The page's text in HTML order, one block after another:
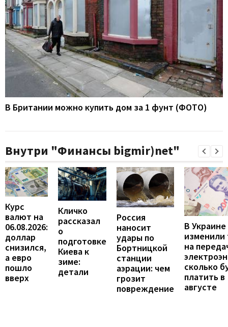
В Британии можно купить дом за 1 фунт (ФОТО)
Внутри "Финансы bigmir)net"
Курс
валют на
06.08.2026:
доллар
снизился,
а евро
пошло
вверх
Кличко
рассказал
о
подготовке
Киева к
зиме:
детали
Россия
наносит
удары по
Бортницкой
станции
аэрации: чем
грозит
повреждение
В Украине
на
сколько
платить в
августе